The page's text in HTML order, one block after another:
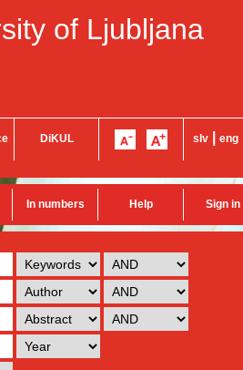
of Ljubljana
DiKUL slv eng
In numbers Help Sign in